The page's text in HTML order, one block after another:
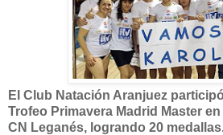
El Club Natación Aranjuez
Trofeo Primavera Madrid Master
CN Leganés, logrando 20